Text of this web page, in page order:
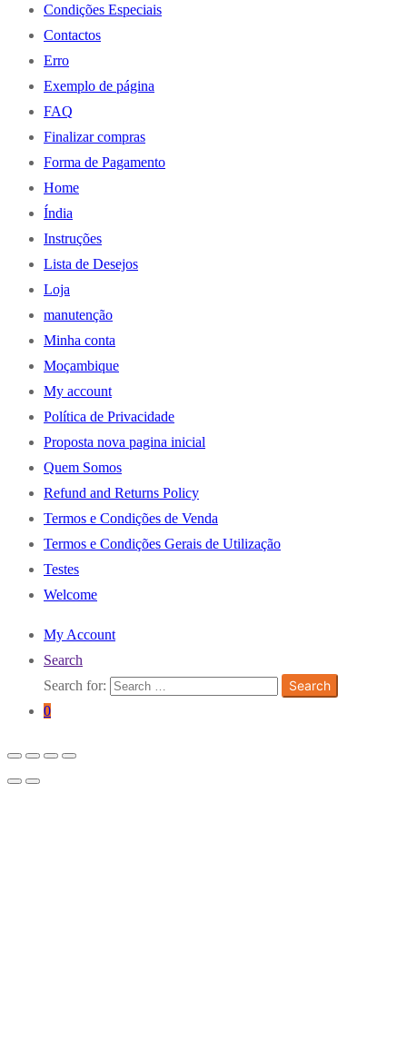
Condições Especiais
Contactos
Erro
Exemplo de página
FAQ
Finalizar compras
Forma de Pagamento
Home
Índia
Instruções
Lista de Desejos
Loja
manutenção
Minha conta
Moçambique
My account
Política de Privacidade
Proposta nova pagina inicial
Quem Somos
Refund and Returns Policy
Termos e Condições de Venda
Termos e Condições Gerais de Utilização
Testes
Welcome
My Account
Search
Search for:
Search
0